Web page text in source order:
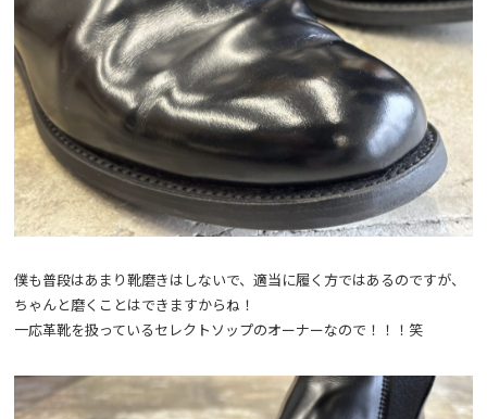
僕も普段はあまり靴磨きはしないで、適当に履く方ではあるのですが、
ちゃんと磨くことはできますからね！
一応革靴を扱っているセレクトソップのオーナーなので！！！笑